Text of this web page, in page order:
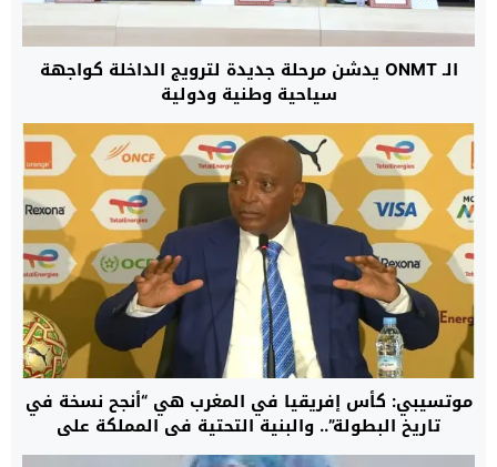
الـ ONMT يدشن مرحلة جديدة لترويج الداخلة كواجهة
سياحية وطنية ودولية
موتسيبي: كأس إفريقيا في المغرب هي “أنجح نسخة في
تاريخ البطولة”.. والبنية التحتية في المملكة على
“مستوى عالمي”